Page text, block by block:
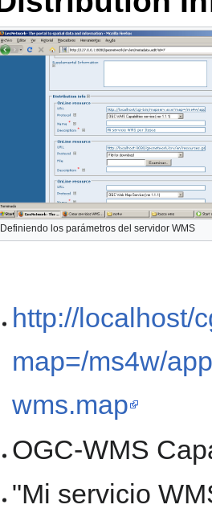
Definiendo los parámetros del servidor WMS
http://localhost/
map=/ms4w/
wms.map
OGC-WMS
"Mi servicio